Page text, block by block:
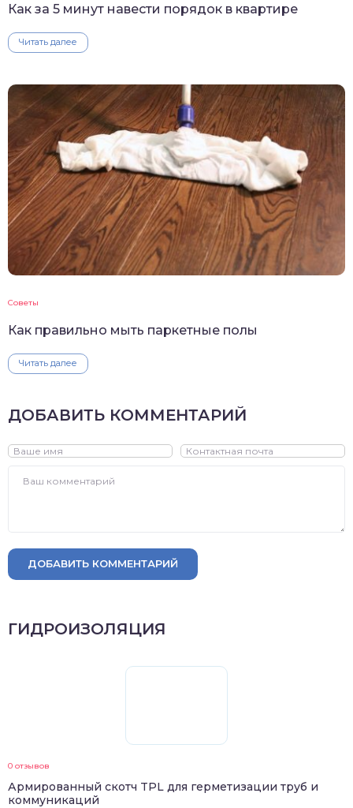
Как за 5 минут навести порядок в квартире
Читать далее
Советы
Как правильно мыть паркетные полы
Читать далее
ДОБАВИТЬ КОММЕНТАРИЙ
ДОБАВИТЬ КОММЕНТАРИЙ
ГИДРОИЗОЛЯЦИЯ
0 отзывов
Армированный скотч TPL для герметизации труб и
коммуникаций